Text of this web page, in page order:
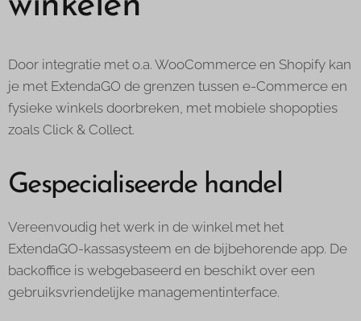
Door integratie met o.a. WooCommerce en Shopify kan
je met ExtendaGO de grenzen tussen e-Commerce en
fysieke winkels doorbreken, met mobiele shopopties
zoals Click & Collect.
Gespecialiseerde handel
Vereenvoudig het werk in de winkel met het
ExtendaGO-kassasysteem en de bijbehorende app. De
backoffice is webgebaseerd en beschikt over een
gebruiksvriendelijke managementinterface.